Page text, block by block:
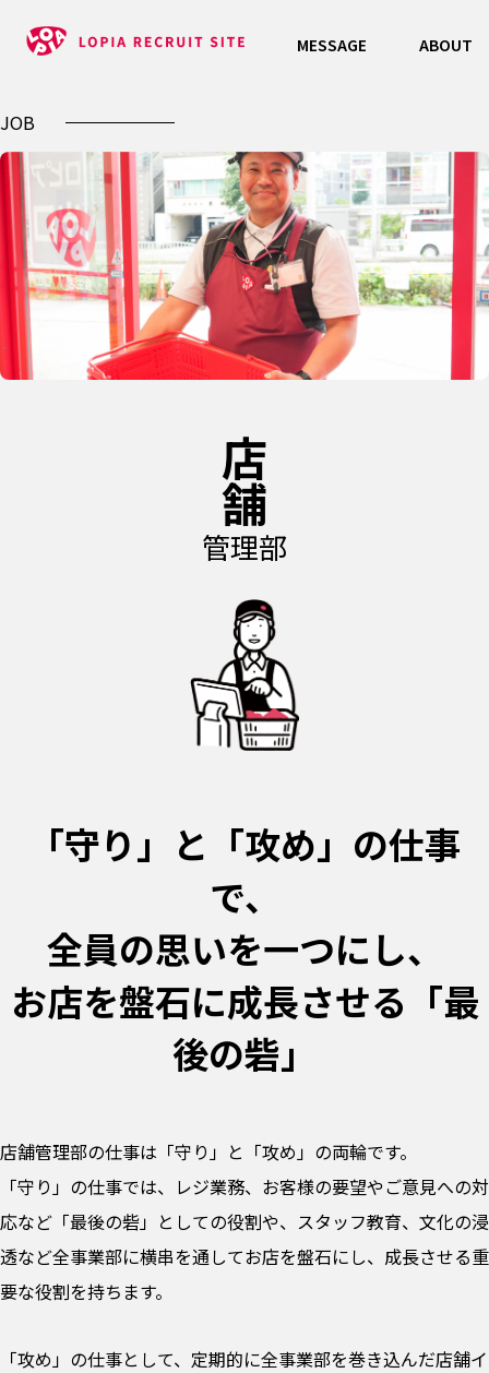
MESSAGE ABOUT
JOB
店舗
管理部
「守り」と「攻め」の仕事
で、
全員の思いを一つにし、
お店を盤石に成長させる「最
後の砦」
店舗管理部の仕事は「守り」と「攻め」の両輪です。
「守り」の仕事では、レジ業務、お客様の要望やご意見への対
応など「最後の砦」としての役割や、スタッフ教育、文化の浸
透など全事業部に横串を通してお店を盤石にし、成長させる重
要な役割を持ちます。
「攻め」の仕事として、定期的に全事業部を巻き込んだ店舗イ